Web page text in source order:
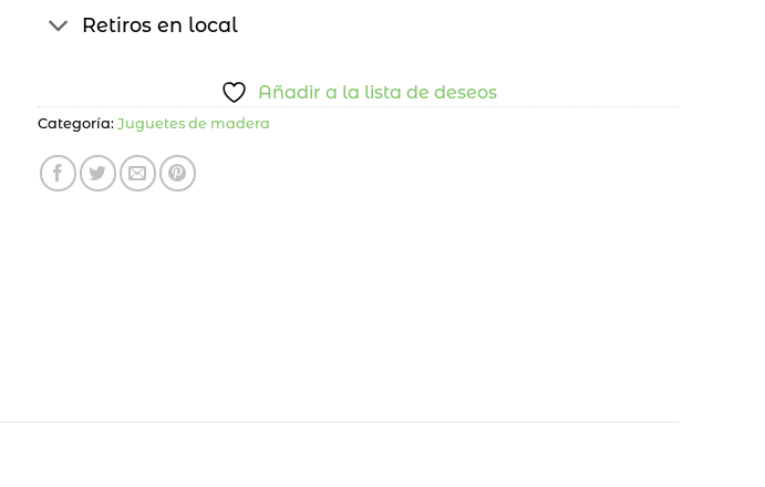
Retiros en local
Añadir a la lista de deseos
Categoría: Juguetes de madera